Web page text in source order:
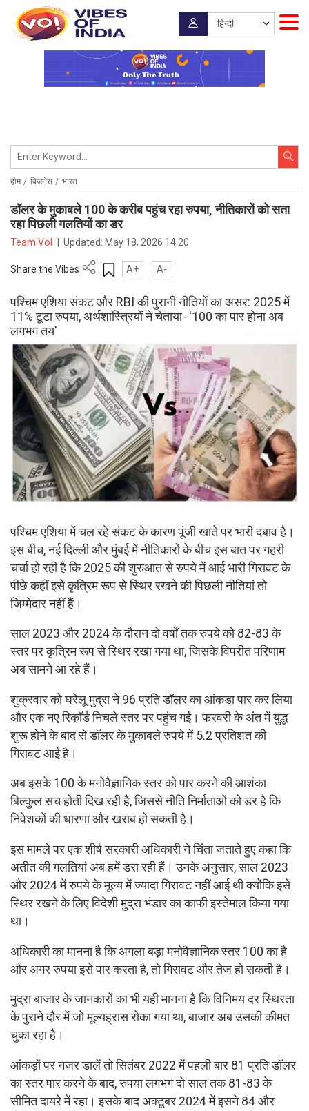
होम बिजनेस भारत
डॉलर के मुकाबले 100 के करीब पहुंच रहा रुपया, नीतिकारों को सता
रहा पिछली गलतियों का डर
Team VoI Updated: May 18, 2026 14:20
Share the Vibes A+ A-
पश्चिम एशिया संकट और RBI की पुरानी नीतियों का असर: 2025 में
11% टूटा रुपया, अर्थशास्त्रियों ने चेताया- '100 का पार होना अब
लगभग तय'
पश्चिम एशिया में चल रहे संकट के कारण पूंजी खाते पर भारी दबाव है।
इस बीच, नई दिल्ली और मुंबई में नीतिकारों के बीच इस बात पर गहरी
चर्चा हो रही है कि 2025 की शुरुआत से रुपये में आई भारी गिरावट के
पीछे कहीं इसे कृत्रिम रूप से स्थिर रखने की पिछली नीतियां तो
जिम्मेदार नहीं हैं।
साल 2023 और 2024 के दौरान दो वर्षों तक रुपये को 82-83 के
स्तर पर कृत्रिम रूप से स्थिर रखा गया था, जिसके विपरीत परिणाम
अब सामने आ रहे हैं।
शुक्रवार को घरेलू मुद्रा ने 96 प्रति डॉलर का आंकड़ा पार कर लिया
और एक नए रिकॉर्ड निचले स्तर पर पहुंच गई। फरवरी के अंत में युद्ध
शुरू होने के बाद से डॉलर के मुकाबले रुपये में 5.2 प्रतिशत की
गिरावट आई है।
अब इसके 100 के मनोवैज्ञानिक स्तर को पार करने की आशंका
बिल्कुल सच होती दिख रही है, जिससे नीति निर्माताओं को डर है कि
निवेशकों की धारणा और खराब हो सकती है।
इस मामले पर एक शीर्ष सरकारी अधिकारी ने चिंता जताते हुए कहा कि
अतीत की गलतियां अब हमें डरा रही हैं। उनके अनुसार, साल 2023
और 2024 में रुपये के मूल्य में ज्यादा गिरावट नहीं आई थी क्योंकि इसे
स्थिर रखने के लिए विदेशी मुद्रा भंडार का काफी इस्तेमाल किया गया
था।
अधिकारी का मानना है कि अगला बड़ा मनोवैज्ञानिक स्तर 100 का है
और अगर रुपया इसे पार करता है, तो गिरावट और तेज हो सकती है।
मुद्रा बाजार के जानकारों का भी यही मानना है कि विनिमय दर स्थिरता
के पुराने दौर में जो मूल्यह्रास रोका गया था, बाजार अब उसकी कीमत
चुका रहा है।
आंकड़ों पर नजर डालें तो सितंबर 2022 में पहली बार 81 प्रति डॉलर
का स्तर पार करने के बाद, रुपया लगभग दो साल तक 81-83 के
सीमित दायरे में रहा। इसके बाद अक्टूबर 2024 में इसने 84 और